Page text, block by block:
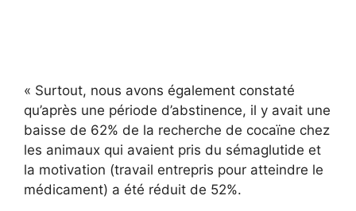
« Surtout, nous avons également constaté
qu’après une période d’abstinence, il y avait une
baisse de 62% de la recherche de cocaïne chez
les animaux qui avaient pris du sémaglutide et
la motivation (travail entrepris pour atteindre le
médicament) a été réduit de 52%.